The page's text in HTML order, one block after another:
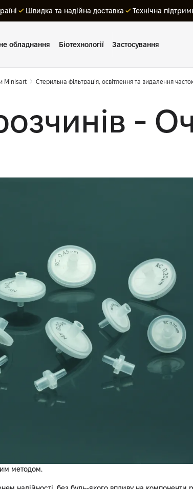
Швидка та надійна доставка Технічна
обладнання Біотехнології Застосування
Minisart Стерильна фільтрація, освітлення та видалення
-
методом.